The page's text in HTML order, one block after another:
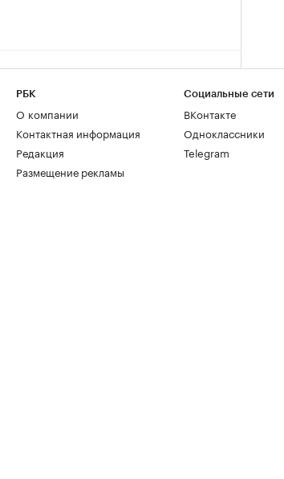
РБК
О компании
Контактная информация
Редакция
Размещение рекламы
Социальные сети
ВКонтакте
Одноклассники
Telegram